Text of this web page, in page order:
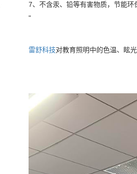
7、不含汞、铅等有害物质，节能环
"
雷舒科技对教育照明中的色温、眩